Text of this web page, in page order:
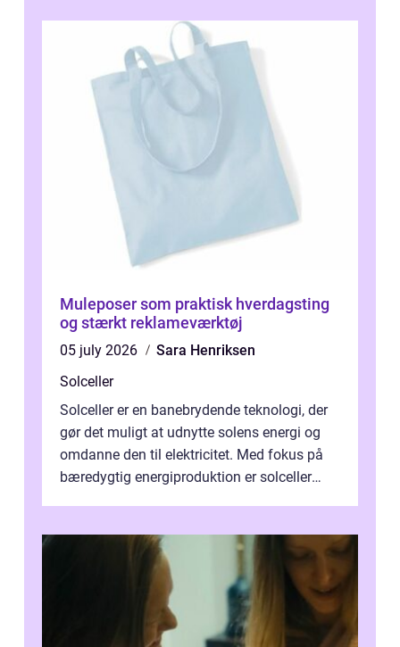
Muleposer som praktisk hverdagsting
og stærkt reklameværktøj
05 july 2026
Sara Henriksen
Solceller
Solceller er en banebrydende teknologi, der
gør det muligt at udnytte solens energi og
omdanne den til elektricitet. Med fokus på
bæredygtig energiproduktion er solceller